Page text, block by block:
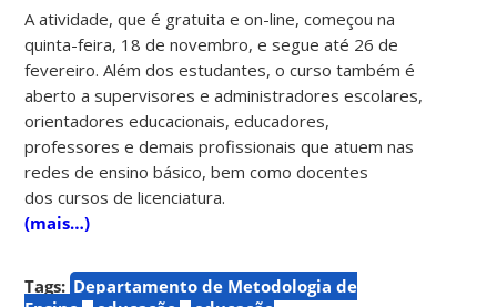
A atividade, que é gratuita e on-line, começou na
quinta-feira, 18 de novembro, e segue até 26 de
fevereiro. Além dos estudantes, o curso também é
aberto asupervisores e administradores escolares,
orientadores educacionais, educadores,
professores e demais profissionais que atuem nas
redes de ensino básico, bem como docentes
dos cursos de licenciatura.
(mais…)
Tags: Departamento de Metodologia de